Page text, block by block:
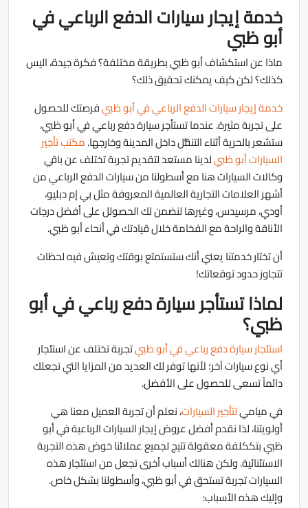
خدمة إيجار سيارات الدفع الرباعي في
أبو ظبي
ماذا عن استكشاف أبو ظبي بطريقة مختلفة؟ فكرة جيدة، اليس
كذلك؟ لكن كيف يمكنك تحقيق ذلك؟
خدمة إيجار سيارات الدفع الرباعي في أبو ظبيفرصتك للحصول
على تجربة مثيرة. عندما تستأجر سيارة دفع رباعي في أبو ظبي،
ستشعر بالحرية أثناء التنقُّل داخل المدينة وخارجها.مكتب تأجير
السيارات أبو ظبيلدينا مستعد لتقديم تجربة تختلف عن باقي
وكالات السيارات هنا مع أسطولنا من سيارات الدفع الرباعي من
أشهر العلامات التجارية العالمية المعروفة مثل بي إم دبليو،
أودي، مرسيدس، وغيرها لنضمن لك الحصولل على أفضل درجات
الأناقة والراحة مع الفخامة خلال قيادتك في أنحاء أبو ظبي.
أن تختار خدمتنا يعني أنك ستستمتع بوقتك وتعيش فيه لحظات
تتجاوز حدود توقعاتك!
لماذا تستأجر سيارة دفع رباعي في أبو
ظبي؟
استئجار سيارة دفع رباعي في أبو ظبيتجربة تختلف عن استئجار
أي نوع سيارات آخر؛ لأنها توفر لك العديد من المزايا التي تجعلك
دائماً تسعى للحصول على الأفضل.
في مياميلتأجير السيارات، نعلم أن تجربة العميل معنا هي
أولويتنا، لذا نقدم أفضل عروض إيجار السيارات الرباعية في أبو
ظبي بتككلفة معقولة تتيج لجميع عملائنا خوض هذه التجربة
الاستئنائية. ولكن هنالك أسباب أخرى تجعل من استئجار هذه
السيارات تجربة تستحق في أبو ظبي، وأسطولنا بشكل خاص.
وإليك هذه الأسباب: